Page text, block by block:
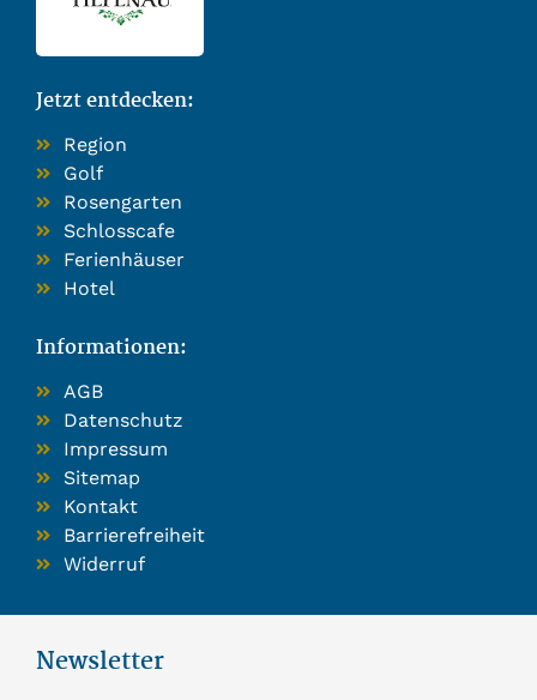
Jetzt entdecken:
Region
Golf
Rosengarten
Schlosscafe
Ferienhäuser
Hotel
Informationen:
AGB
Datenschutz
Impressum
Sitemap
Kontakt
Barrierefreiheit
Widerruf
Newsletter